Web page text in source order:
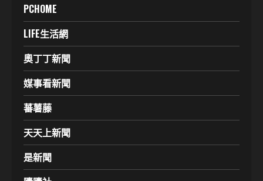
PCHOME
LIFE生活網
奧丁丁新聞
媒事看新聞
蕃薯藤
天天上新聞
是新聞